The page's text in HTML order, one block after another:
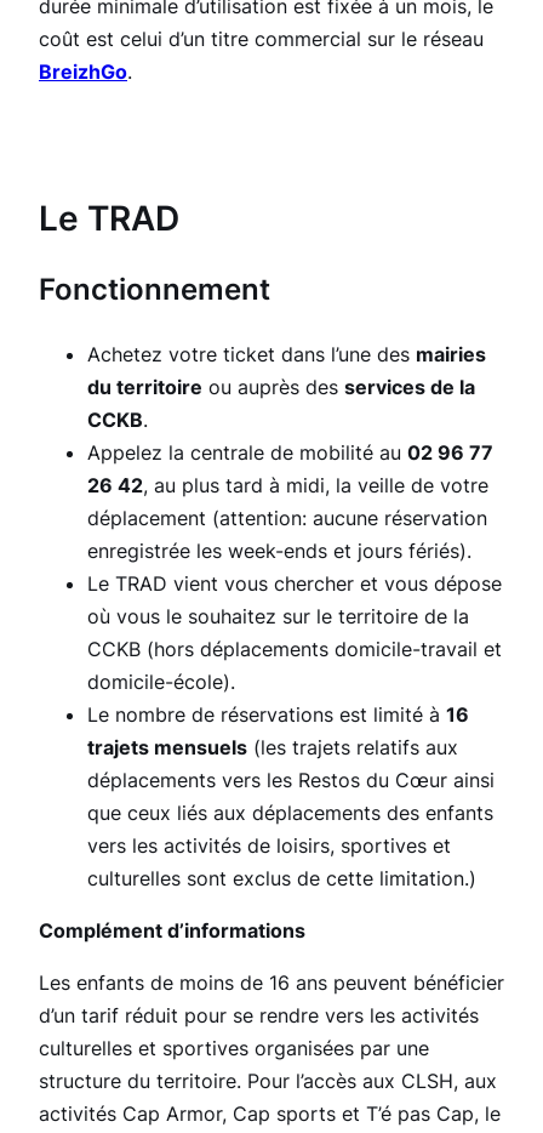
durée minimale d’utilisation est fixée à un mois, le
coût est celui d’un titre commercial sur le réseau
BreizhGo.
Le TRAD
Fonctionnement
Achetez votre ticket dans l’une des mairies
du territoire ou auprès des services de la
CCKB.
Appelez la centrale de mobilité au 02 96 77
26 42, au plus tard à midi, la veille de votre
déplacement (attention: aucune réservation
enregistrée les week-ends et jours fériés).
Le TRAD vient vous chercher et vous dépose
où vous le souhaitez sur le territoire de la
CCKB (hors déplacements domicile-travail et
domicile-école).
Le nombre de réservations est limité à 16
trajets mensuels (les trajets relatifs aux
déplacements vers les Restos du Cœur ainsi
que ceux liés aux déplacements des enfants
vers les activités de loisirs, sportives et
culturelles sont exclus de cette limitation.)
Complément d’informations
Les enfants de moins de 16 ans peuvent bénéficier
d’un tarif réduit pour se rendre vers les activités
culturelles et sportives organisées par une
structure du territoire. Pour l’accès aux CLSH, aux
activités Cap Armor, Cap sports et T’é pas Cap, le